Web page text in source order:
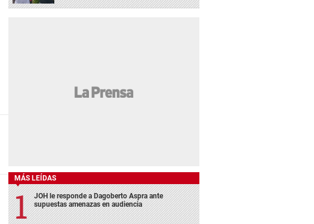
MÁS LEÍDAS
JOH le responde a Dagoberto Aspra ante
supuestas amenazas en audiencia